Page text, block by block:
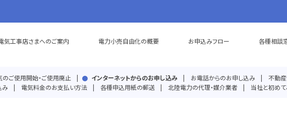
気工事店さまへのご案内 電力小売自由化の概要 お申込みフロー
各種相談
ご使用開始・ご使用廃止 インターネットからのお申し込み お電話からのお申し込み
不動
み
電気料金のお支払い方法 各種申込用紙の郵送 北陸電力の代理・媒介業者 当社と初め